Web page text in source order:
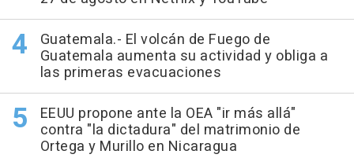
Guatemala.- El volcán de Fuego de
Guatemala aumenta su actividad y obliga a
las primeras evacuaciones
EEUU propone ante la OEA "ir más allá"
contra "la dictadura" del matrimonio de
Ortega y Murillo en Nicaragua